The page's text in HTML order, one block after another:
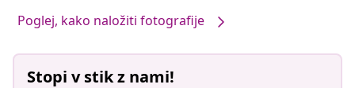
Poglej, kako naložiti fotografije
Stopi v stik z nami!